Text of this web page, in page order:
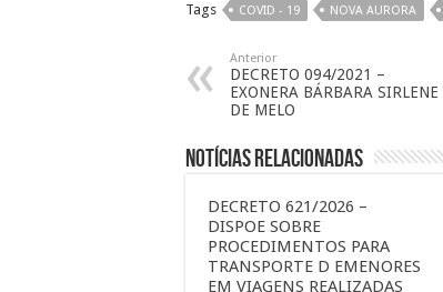
Tags COVID - 19 NOVA AURORA
Anterior
DECRETO 094/2021 –
EXONERA BÁRBARA SIRLENE
DE MELO
Notícias Relacionadas
DECRETO 621/2026 –
DISPOE SOBRE
PROCEDIMENTOS PARA
TRANSPORTE D EMENORES
EM VIAGENS REALIZADAS